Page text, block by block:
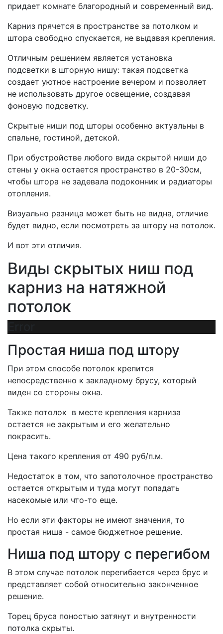
придает комнате благородный и современный вид.
Карниз прячется в пространстве за потолком и
штора свободно спускается, не выдавая крепления.
Отличным решением является установка
подсветки в шторную нишу: такая подсветка
создает уютное настроение вечером и позволяет
не использовать другое освещение, создавая
фоновую подсветку.
Скрытые ниши под шторы особенно актуальны в
спальне, гостиной, детской.
При обустройстве любого вида скрытой ниши до
стены у окна остается пространство в 20-30см,
чтобы штора не задевала подоконник и радиаторы
отопления.
Визуально разница может быть не видна, отличие
будет видно, если посмотреть за штору на потолок.
И вот эти отличия.
Виды скрытых ниш под
карниз на натяжной
потолок
Простая ниша под штору
При этом способе потолок крепится
непосредственно к закладному брусу, который
виден со стороны окна.
Также потолок в месте крепления карниза
остается не закрытым и его желательно
покрасить.
Цена такого крепления от 490 руб/п.м.
Недостаток в том, что запотолочное пространство
остается открытым и туда могут попадать
насекомые или что-то еще.
Но если эти факторы не имеют значения, то
простая ниша - самое бюджетное решение.
Ниша под штору с перегибом
В этом случае потолок перегибается через брус и
представляет собой относительно законченное
решение.
Торец бруса поностью затянут и внутренности
потолка скрыты.